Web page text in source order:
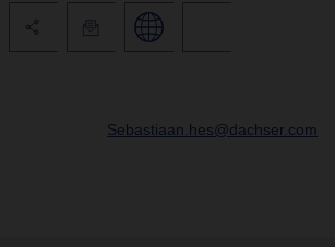
Sebastiaan.hes@dachser.com